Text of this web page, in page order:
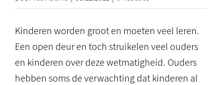
Kinderen worden groot en moeten veel leren.
Een open deur en toch struikelen veel ouders
en kinderen over deze wetmatigheid. Ouders
hebben soms de verwachting dat kinderen al